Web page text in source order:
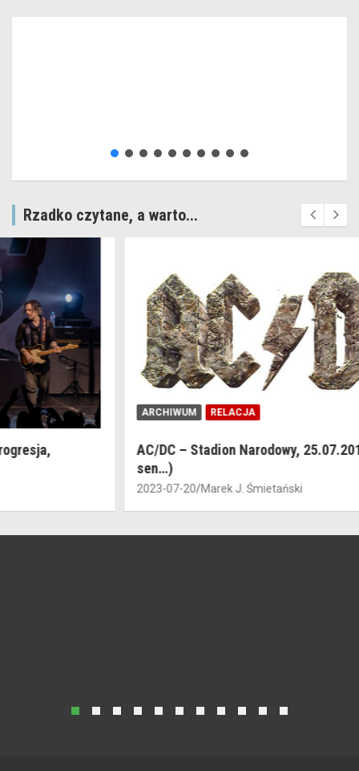
Rzadko czytane, a warto...
ARCHIWUM RELACJA
AC/DC – Stadion Narodowy, 25.07.2015 (śniłem
Marek J. Śmietański